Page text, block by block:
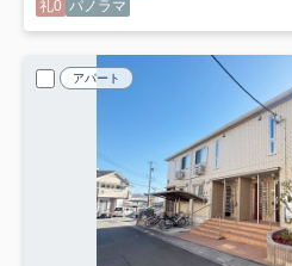
礼0 パノラマ
アパート